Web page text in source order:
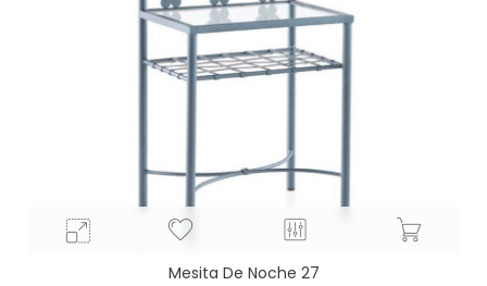
Mesita De Noche 27